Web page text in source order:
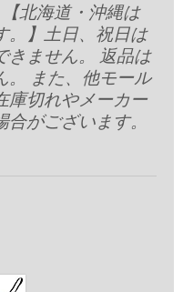
北海道・沖縄は
。】土日、祝日は
きません。 返品は
。 また、他モール
庫切れやメーカー
がございます。